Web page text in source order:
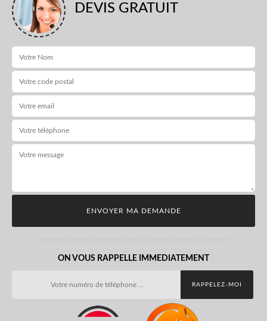
DEVIS GRATUIT
ON VOUS RAPPELLE IMMEDIATEMENT